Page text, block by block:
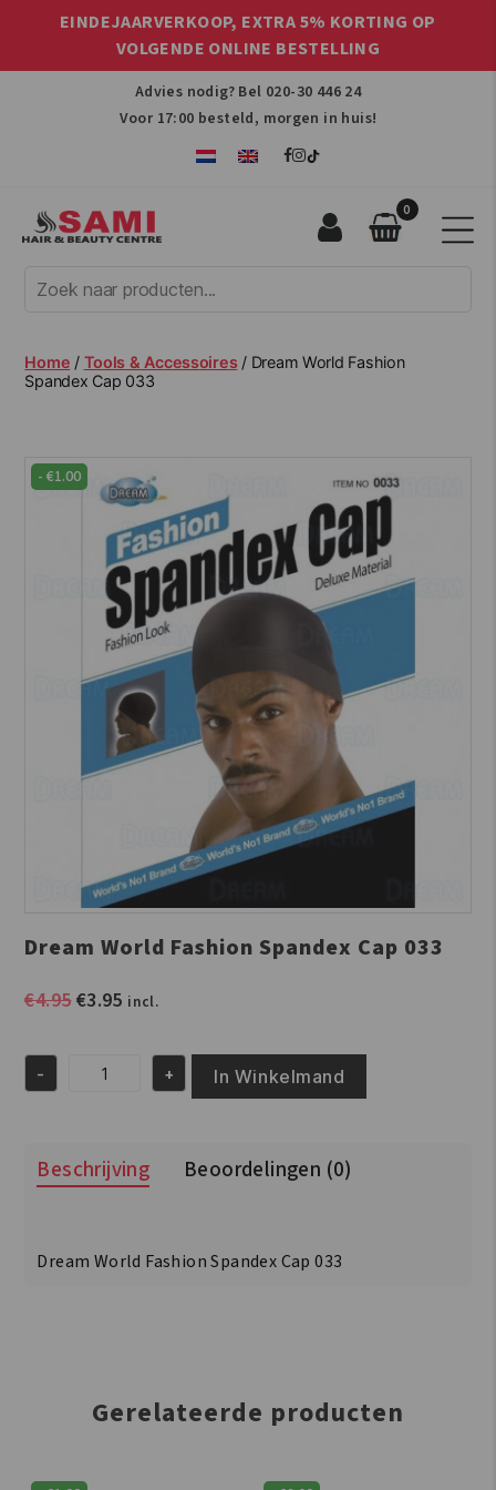
EINDEJAARVERKOOP, EXTRA 5% KORTING OP
VOLGENDE ONLINE BESTELLING
Advies nodig? Bel 020-30 446 24
Voor 17:00 besteld, morgen in huis!
Afro
Hair
Beauty
Centre
0
Home / Tools & Accessoires/ Dream World Fashion
Spandex Cap 033
-€1.00
Dream World Fashion Spandex Cap 033
€4.95Oorspronkelijke
€4.95.
€3.95Huidige
€3.95.
incl.
Dream
Cap
033
- + In Winkelmand
Beschrijving Beoordelingen (0)
Dream World Fashion Spandex Cap 033
Gerelateerde producten